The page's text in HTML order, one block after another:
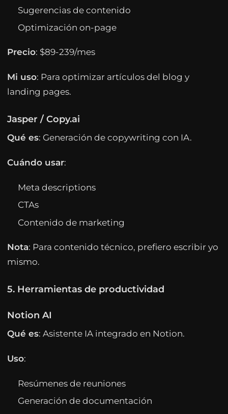
Sugerencias de contenido
Optimización on-page
Precio: $89-239/mes
Mi uso: Para optimizar artículos del blog y
landing pages.
Jasper / Copy.ai
Qué es: Generación de copywriting con IA.
Cuándo usar:
Meta descriptions
CTAs
Contenido de marketing
Nota: Para contenido técnico, prefiero escribir yo
mismo.
5. Herramientas de productividad
Notion AI
Qué es: Asistente IA integrado en Notion.
Uso:
Resúmenes de reuniones
Generación de documentación